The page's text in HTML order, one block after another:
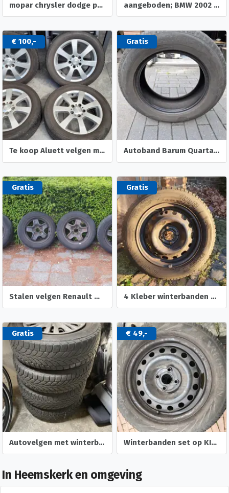
mopar chrysler dodge plymouth imperial jensen facel vega aangeboden; BMW 2002 voor onderdelen.
€ 100,-
Te koop Aluett velgen met zomerbanden
Gratis
Autoband Barum Quartaris 5
Gratis
Stalen velgen Renault Megane 3
Gratis
4 Kleber winterbanden 175 65 R14 op velgen
Gratis
Autovelgen met winterbanden Set 4 stuks
€ 49,-
Winterbanden set op KIA velg 185 / 65 / R15 88T
In Heemskerk en omgeving